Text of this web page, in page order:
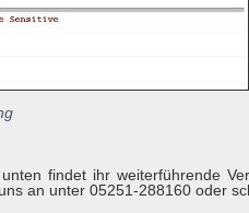
findet ihr weiterführende
an unter 05251-288160 oder